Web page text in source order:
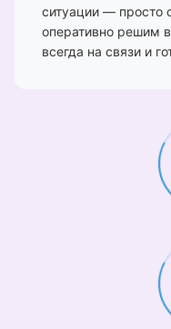
ситуации — просто
оперативно решим
всегда на связи и